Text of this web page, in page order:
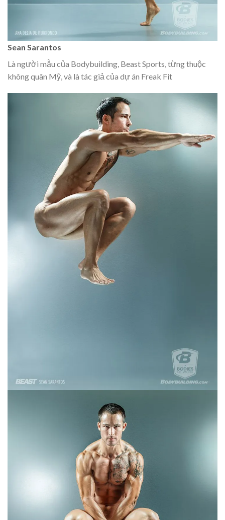
Sean Sarantos
Là người mẫu của Bodybuilding, Beast Sports, từng thuộc
không quân Mỹ, và là tác giả của dự án Freak Fit